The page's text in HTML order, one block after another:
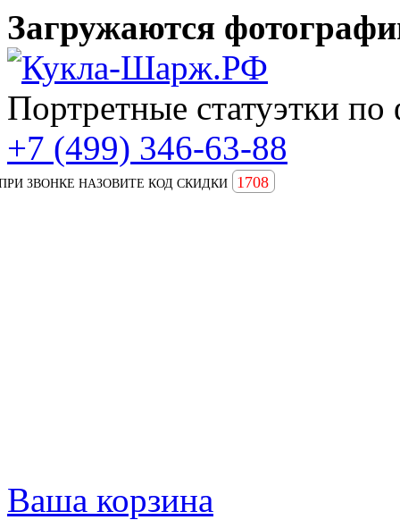
Загружаются
Портретные статуэтки по
+7 (499) 346-63-88
ЗВОНКЕ НАЗОВИТЕ КОД СКИДКИ 1708
Ваша корзина